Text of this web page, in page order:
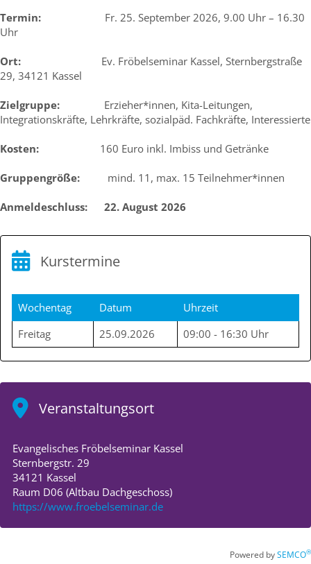
Termin: Fr. 25. September 2026, 9.00 Uhr – 16.30
Uhr
Ort: Ev. Fröbelseminar Kassel, Sternbergstraße
29, 34121 Kassel
Zielgruppe: Erzieher*innen, Kita-Leitungen,
Integrationskräfte, Lehrkräfte, sozialpäd. Fachkräfte, Interessierte
Kosten: 160 Euro inkl. Imbiss und Getränke
Gruppengröße: mind. 11, max. 15 Teilnehmer*innen
Anmeldeschluss: 22. August 2026
Kurstermine
Wochentag Datum
Uhrzeit
Freitag
25.09.2026 09:00 - 16:30 Uhr
Veranstaltungsort
Evangelisches Fröbelseminar Kassel
Sternbergstr. 29
34121 Kassel
Raum D06 (Altbau Dachgeschoss)
https://www.froebelseminar.de
Powered bySEMCO®